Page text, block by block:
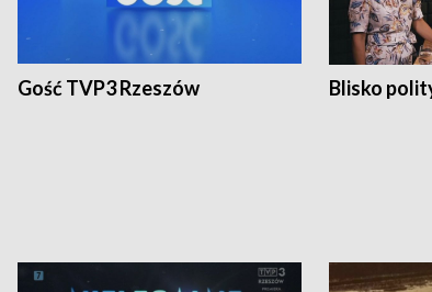
Gość TVP3 Rzeszów Blisko